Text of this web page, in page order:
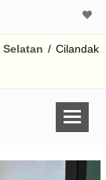
/ Cilandak
Harga Rp
% /th